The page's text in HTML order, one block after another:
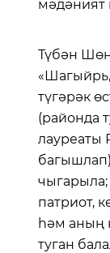
мәдәният
Түбән
түгәрәк
(районда
лауреаты
чыгарыла;
патриот,
һәм аның
туган